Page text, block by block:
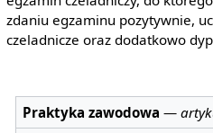
zdaniu egzaminu pozytywnie,
czeladnicze oraz dodatkowo
Praktyka zawodowa —